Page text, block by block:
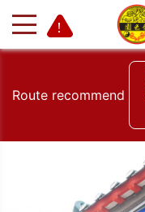
Route recommend